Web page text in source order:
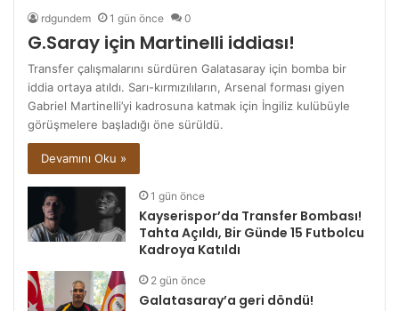
rdgundem 1 gün önce 0
G.Saray için Martinelli iddiası!
Transfer çalışmalarını sürdüren Galatasaray için bomba bir
iddia ortaya atıldı. Sarı-kırmızılıların, Arsenal forması giyen
Gabriel Martinelli’yi kadrosuna katmak için İngiliz kulübüyle
görüşmelere başladığı öne sürüldü.
Devamını Oku »
1 gün önce
Kayserispor’da Transfer Bombası!
Tahta Açıldı, Bir Günde 15 Futbolcu
Kadroya Katıldı
2 gün önce
Galatasaray’a geri döndü!